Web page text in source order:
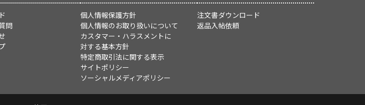
問
個人情報保護方針
個人情報のお取り扱いについて
カスタマー・ハラスメントに
対する基本方針
特定商取引法に関する表示
サイトポリシー
ソーシャルメディアポリシー
注文書ダウンロード
返品入帖依頼